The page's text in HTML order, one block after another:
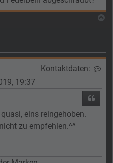
Kontaktdaten:
19:37
eins reingehoben.
zu empfehlen.^^